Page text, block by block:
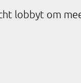
lobbyt om